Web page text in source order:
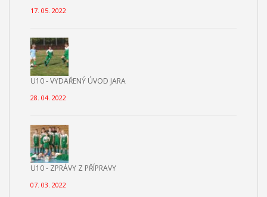
17. 05. 2022
U10 - VYDAŘENÝ ÚVOD JARA
28. 04. 2022
U10 - ZPRÁVY Z PŘÍPRAVY
07. 03. 2022